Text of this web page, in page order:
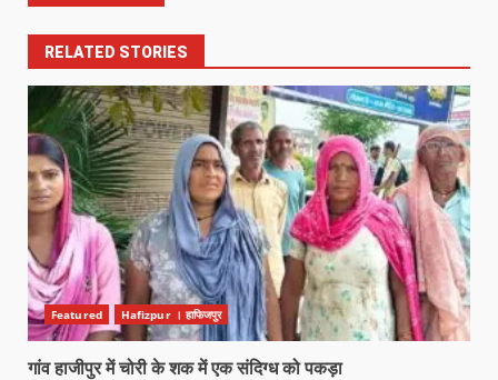
RELATED STORIES
Featured Hafizpur । हाफिजपुर
गांव हाजीपुर में चोरी के शक में एक संदिग्ध को पकड़ा